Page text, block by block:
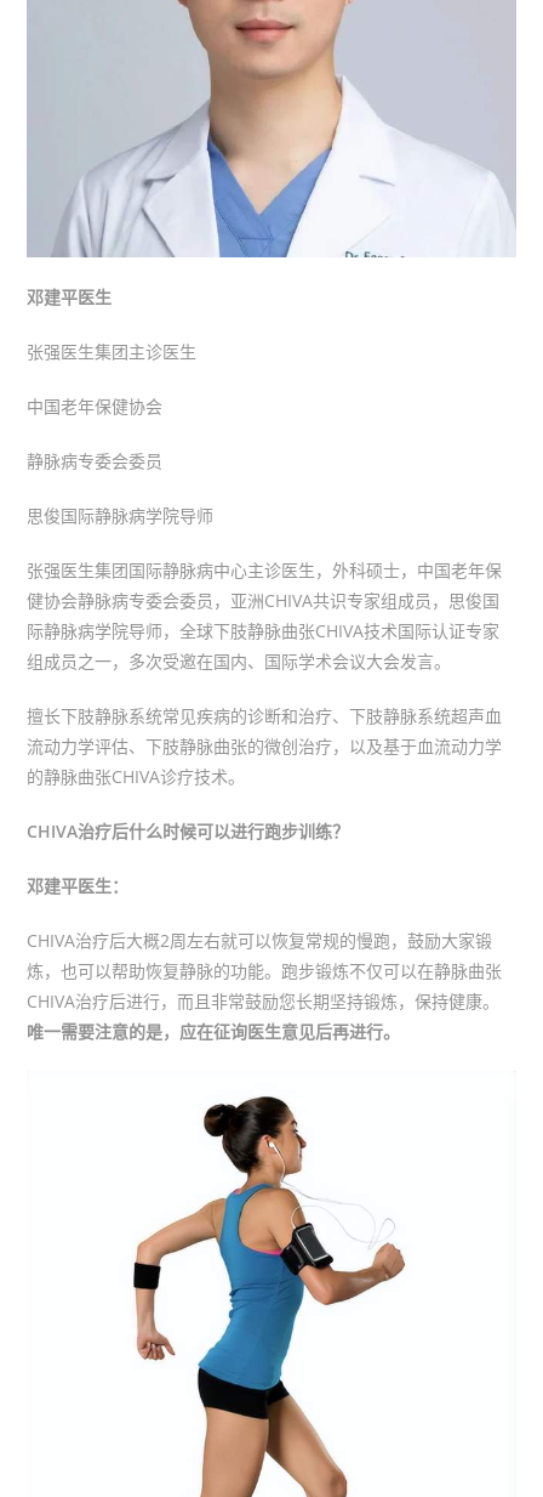
邓建平医生
张强医生集团主诊医生
中国老年保健协会
静脉病专委会委员
思俊国际静脉病学院导师
张强医生集团国际静脉病中心主诊医生，外科硕士，中国老年保
健协会静脉病专委会委员，亚洲CHIVA共识专家组成员，思俊国
际静脉病学院导师，全球下肢静脉曲张CHIVA技术国际认证专家
组成员之一，多次受邀在国内、国际学术会议大会发言。
擅长下肢静脉系统常见疾病的诊断和治疗、下肢静脉系统超声血
流动力学评估、下肢静脉曲张的微创治疗，以及基于血流动力学
的静脉曲张CHIVA诊疗技术。
CHIVA治疗后什么时候可以进行跑步训练？
邓建平医生：
CHIVA治疗后大概2周左右就可以恢复常规的慢跑，鼓励大家锻
炼，也可以帮助恢复静脉的功能。跑步锻炼不仅可以在静脉曲张
CHIVA治疗后进行，而且非常鼓励您长期坚持锻炼，保持健康。
唯一需要注意的是，应在征询医生意见后再进行。